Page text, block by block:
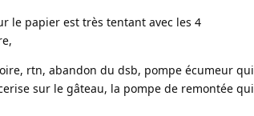
le papier est très tentant avec les 4
rtn, abandon du dsb, pompe écumeur qui
sur le gâteau, la pompe de remontée qui